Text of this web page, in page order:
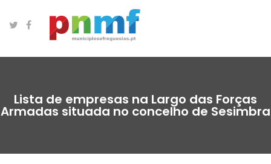
Lista de empresas na Largo das Forças
Armadas situada no concelho de Sesimbra